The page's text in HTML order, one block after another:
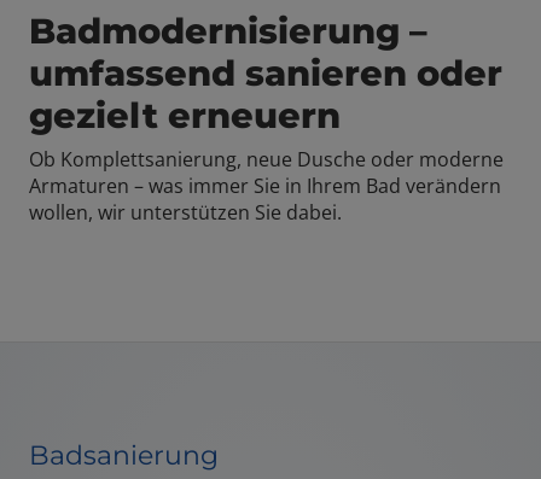
Badmodernisierung –
umfassend sanieren oder
gezielt erneuern
Ob Komplettsanierung, neue Dusche oder moderne
Armaturen – was immer Sie in Ihrem Bad verändern
wollen, wir unterstützen Sie dabei.
Badsanierung